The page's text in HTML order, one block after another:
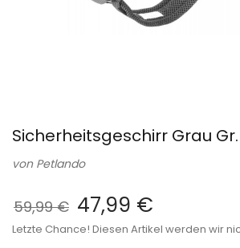
Sicherheitsgeschirr Grau Gr.
von Petlando
59,99 € 47,99 €
Letzte Chance! Diesen Artikel werden wir